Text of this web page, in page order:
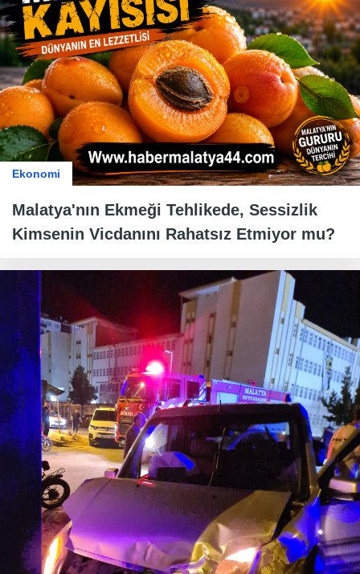
Ekonomi
Malatya'nın Ekmeği Tehlikede, Sessizlik
Kimsenin Vicdanını Rahatsız Etmiyor mu?